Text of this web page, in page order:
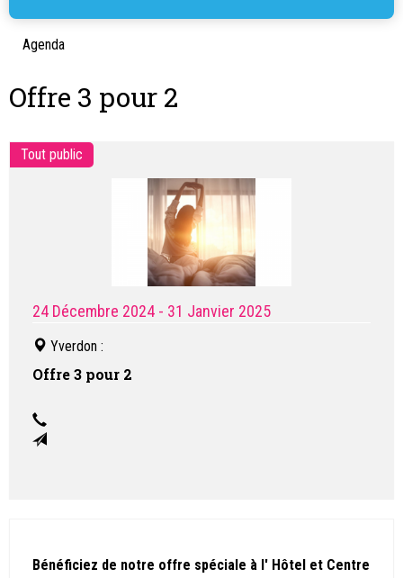
Agenda
Offre 3 pour 2
Tout public
24 Décembre 2024 - 31 Janvier 2025
Yverdon :
Offre 3 pour 2
Bénéficiez de notre offre spéciale à l' Hôtel et Centre